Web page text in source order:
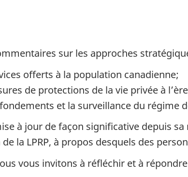
sur les approches
offerts à la population canadienne;
de protections de la vie privée à
et la surveillance du régime
à jour de façon significative depuis
la LPRP, à propos desquels des
vous invitons à réfléchir et à